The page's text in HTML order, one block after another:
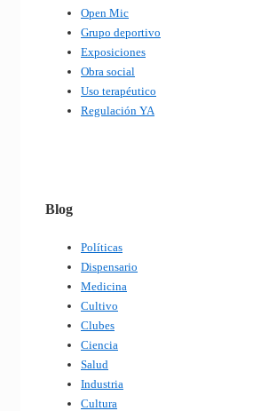
Open Mic
Grupo deportivo
Exposiciones
Obra social
Uso terapéutico
Regulación YA
Blog
Políticas
Dispensario
Medicina
Cultivo
Clubes
Ciencia
Salud
Industria
Cultura